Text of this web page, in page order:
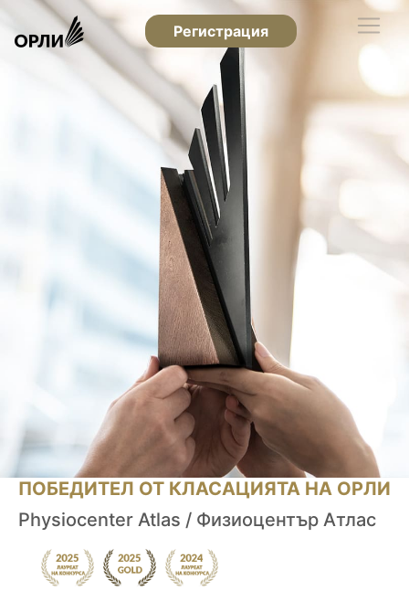
Регистрация
ПОБЕДИТЕЛ ОТ КЛАСАЦИЯТА НА ОРЛИ
Physiocenter Atlas / Физиоцентър Атлас